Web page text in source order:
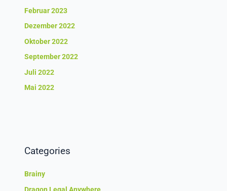
Februar 2023
Dezember 2022
Oktober 2022
September 2022
Juli 2022
Mai 2022
Categories
Brainy